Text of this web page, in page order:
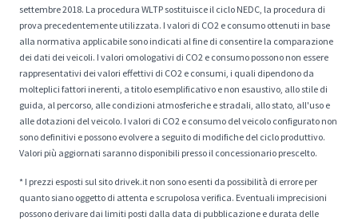
settembre 2018. La procedura WLTP sostituisce il ciclo NEDC, la procedura di
prova precedentemente utilizzata. I valori di CO2 e consumo ottenuti in base
alla normativa applicabile sono indicati al fine di consentire la comparazione
dei dati dei veicoli. I valori omologativi di CO2 e consumo possono non essere
rappresentativi dei valori effettivi di CO2 e consumi, i quali dipendono da
molteplici fattori inerenti, a titolo esemplificativo e non esaustivo, allo stile di
guida, al percorso, alle condizioni atmosferiche e stradali, allo stato, all'uso e
alle dotazioni del veicolo. I valori di CO2 e consumo del veicolo configurato non
sono definitivi e possono evolvere a seguito di modifiche del ciclo produttivo.
Valori più aggiornati saranno disponibili presso il concessionario prescelto.
* I prezzi esposti sul sito drivek.it non sono esenti da possibilità di errore per
quanto siano oggetto di attenta e scrupolosa verifica. Eventuali imprecisioni
possono derivare dai limiti posti dalla data di pubblicazione e durata delle